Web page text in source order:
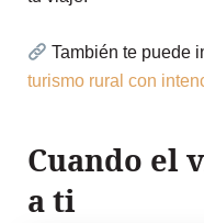
También te puede
turismo rural con
Cuando el
a ti